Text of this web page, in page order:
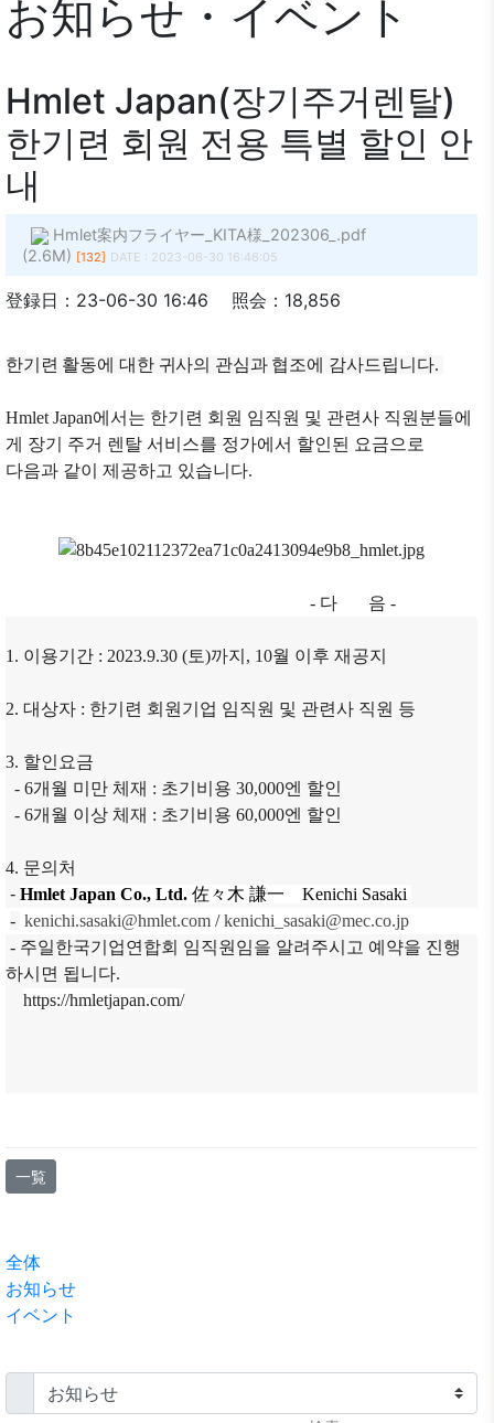
お知らせ・イベント
Hmlet Japan(장기주거렌탈)
한기련 회원 전용 특별 할인 안
내
Hmlet案内フライヤー_KITA様_202306_.pdf
(2.6M) [132] DATE : 2023-06-30 16:46:05
登録日：23-06-30 16:46 照会：18,856
한기련 활동에 대한 귀사의 관심과 협조에 감사드립니다.
Hmlet Japan에서는 한기련 회원 임직원 및 관련사 직원분들에
게 장기 주거 렌탈 서비스를 정가에서 할인된 요금으로
다음과 같이 제공하고 있습니다.
- 다 음 -
1. 이용기간 : 2023.9.30 (토)까지, 10월 이후 재공지
2. 대상자 : 한기련 회원기업 임직원 및 관련사 직원 등
3. 할인요금
- 6개월 미만 체재 : 초기비용 30,000엔 할인
- 6개월 이상 체재 : 초기비용 60,000엔 할인
4. 문의처
- Hmlet Japan Co., Ltd. 佐々 木 謙一 Kenichi Sasaki
- kenichi.sasaki@hmlet.com /kenichi_sasaki@mec.co.jp
- 주일한국기업연합회 임직원임을 알려주시고 예약을 진행
하시면 됩니다.
https://hmletjapan.com/
一覧
全体
お知らせ
イベント